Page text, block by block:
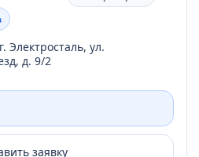
Электросталь, ул.
д. 9/2
заявку